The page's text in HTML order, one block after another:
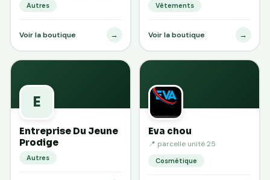
Autres
Voir la boutique →
Vêtements
Voir la boutique →
E
Entreprise Du Jeune
Prodige
Autres
Eva chou
📍 parcelle unité 25
Cosmétique